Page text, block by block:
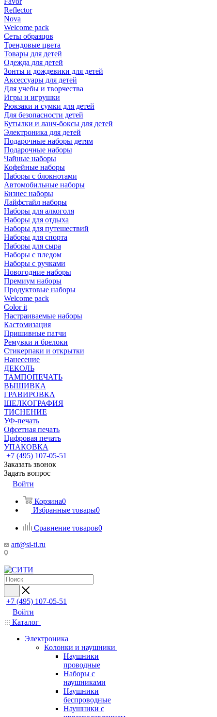
Reflector
Nova
Welcome pack
Сеты образцов
Трендовые цвета
Товары для детей
Одежда для детей
Зонты и дождевики для детей
Аксессуары для детей
Для учебы и творчества
Игры и игрушки
Рюкзаки и сумки для детей
Для безопасности детей
Бутылки и ланч-боксы для детей
Электроника для детей
Подарочные наборы детям
Подарочные наборы
Чайные наборы
Кофейные наборы
Наборы с блокнотами
Автомобильные наборы
Бизнес наборы
Лайфстайл наборы
Наборы для алкоголя
Наборы для отдыха
Наборы для путешествий
Наборы для спорта
Наборы для сыра
Наборы с пледом
Наборы с ручками
Новогодние наборы
Премиум наборы
Продуктовые наборы
Welcome pack
Color it
Настраиваемые наборы
Кастомизация
Пришивные патчи
Ремувки и брелоки
Стикерпаки и открытки
Нанесение
ДЕКОЛЬ
ТАМПОПЕЧАТЬ
ВЫШИВКА
ГРАВИРОВКА
ШЕЛКОГРАФИЯ
ТИСНЕНИЕ
УФ-печать
Офсетная печать
Цифровая печать
УПАКОВКА
+7 (495) 107-05-51
Заказать звонок
Задать вопрос
Войти
Корзина0
Избранные товары0
Сравнение товаров0
art@si-ti.ru
+7 (495) 107-05-51
Войти
Каталог
Электроника
Колонки и наушники
Наушники
проводные
Наборы с
наушниками
Наушники
беспроводные
Наушники с